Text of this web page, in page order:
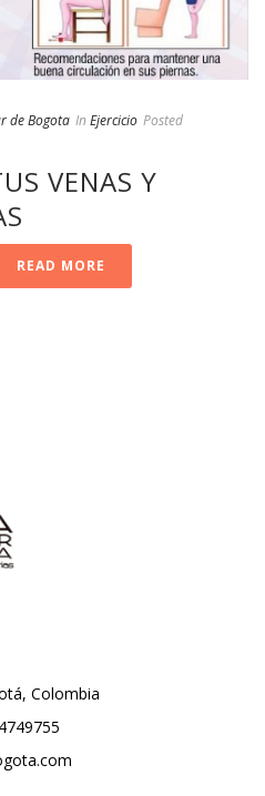
de Bogota In Ejercicio Posted
VENAS Y
READ MORE
Colombia